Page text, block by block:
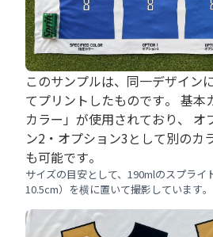
このサンプルは、同一デザイン
てプリントしたものです。 基本
カラー」が使用されており、 オ
ン2・オプション3として別のカ
も可能です。
サイズの目安として、190mlのスプライ
10.5cm）を横に置いて撮影しています。